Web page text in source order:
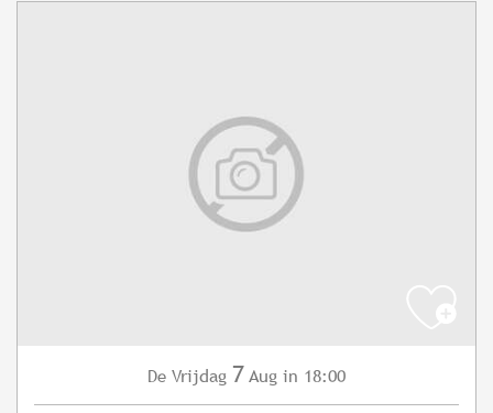
De Vrijdag 7 Aug in 18:00